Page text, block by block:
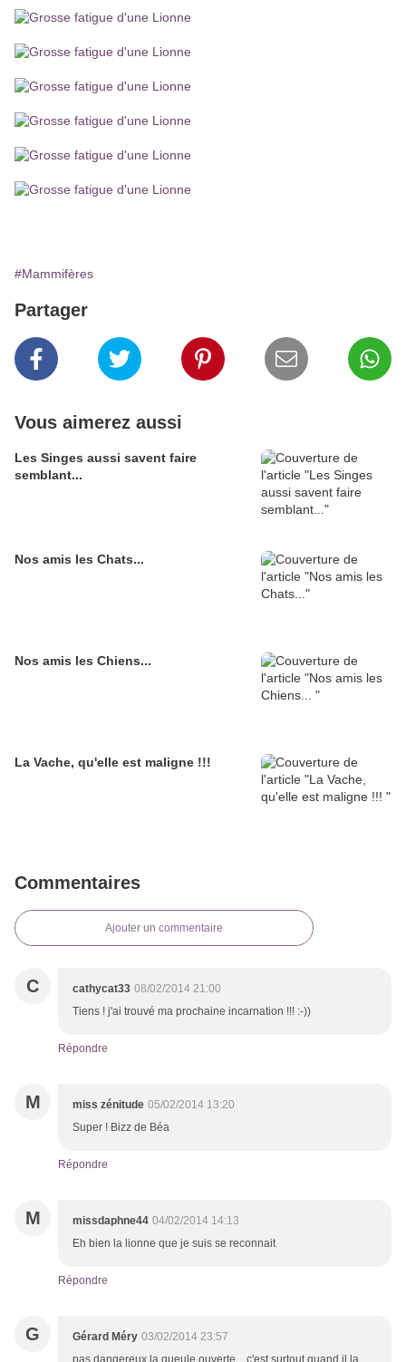
#Mammifères
Partager
Vous aimerez aussi
Les Singes aussi savent faire
semblant...
Nos amis les Chats...
Nos amis les Chiens...
La Vache, qu'elle est maligne !!!
Commentaires
Ajouter un commentaire
C cathycat33 08/02/2014 21:00
Tiens ! j'ai trouvé ma prochaine incarnation !!! :-))
Répondre
M miss zénitude 05/02/2014 13:20
Super ! Bizz de Béa
Répondre
M missdaphne44 04/02/2014 14:13
Eh bien la lionne que je suis se reconnait
Répondre
G Gérard Méry 03/02/2014 23:57
pas dangereux la gueule ouverte ...c'est surtout quand il la